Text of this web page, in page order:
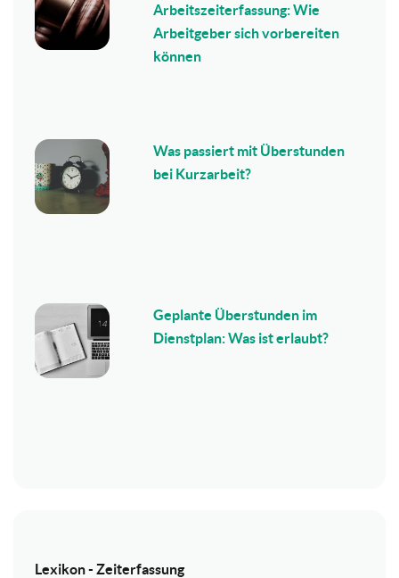
Arbeitszeiterfassung: Wie
Arbeitgeber sich vorbereiten
können
Was passiert mit Überstunden
bei Kurzarbeit?
Geplante Überstunden im
Dienstplan: Was ist erlaubt?
Lexikon - Zeiterfassung